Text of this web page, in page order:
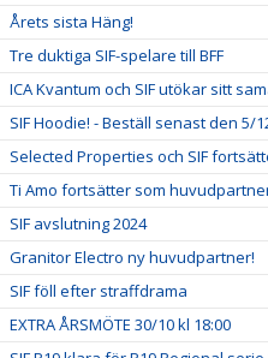
Årets sista Häng!
Tre duktiga SIF-spelare till BFF
ICA Kvantum och SIF utökar sitt
SIF Hoodie! - Beställ senast den 5/
Selected Properties och SIF
Ti Amo fortsätter som huvudpartner
SIF avslutning 2024
Granitor Electro ny huvudpartner!
SIF föll efter straffdrama
EXTRA ÅRSMÖTE 30/10 kl 18:00